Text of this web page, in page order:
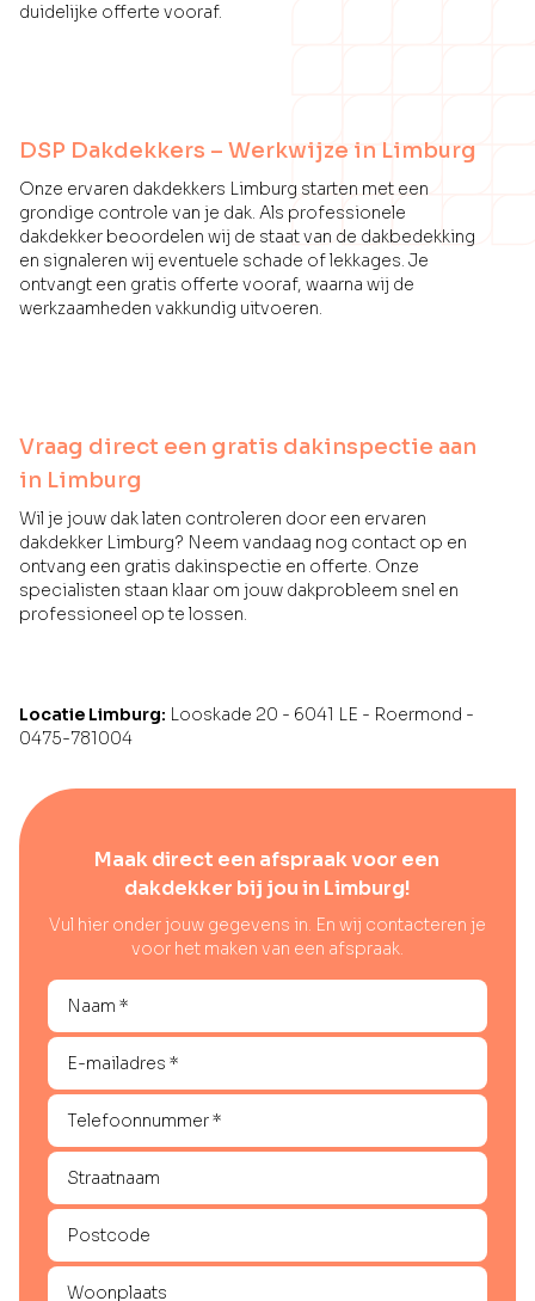
duidelijke offerte vooraf.
DSP Dakdekkers – Werkwijze in Limburg
Onze ervaren dakdekkers Limburg starten met een
grondige controle van je dak. Als professionele
dakdekker beoordelen wij de staat van de dakbedekking
en signaleren wij eventuele schade of lekkages. Je
ontvangt een gratis offerte vooraf, waarna wij de
werkzaamheden vakkundig uitvoeren.
Vraag direct een gratis dakinspectie aan
in Limburg
Wil je jouw dak laten controleren door een ervaren
dakdekker Limburg? Neem vandaag nog contact op en
ontvang een gratis dakinspectie en offerte. Onze
specialisten staan klaar om jouw dakprobleem snel en
professioneel op te lossen.
Locatie Limburg: Looskade 20 - 6041 LE - Roermond -
0475-781004
Maak direct een afspraak voor een
dakdekker bij jou in Limburg!
Vul hier onder jouw gegevens in. En wij contacteren je
voor het maken van een afspraak.